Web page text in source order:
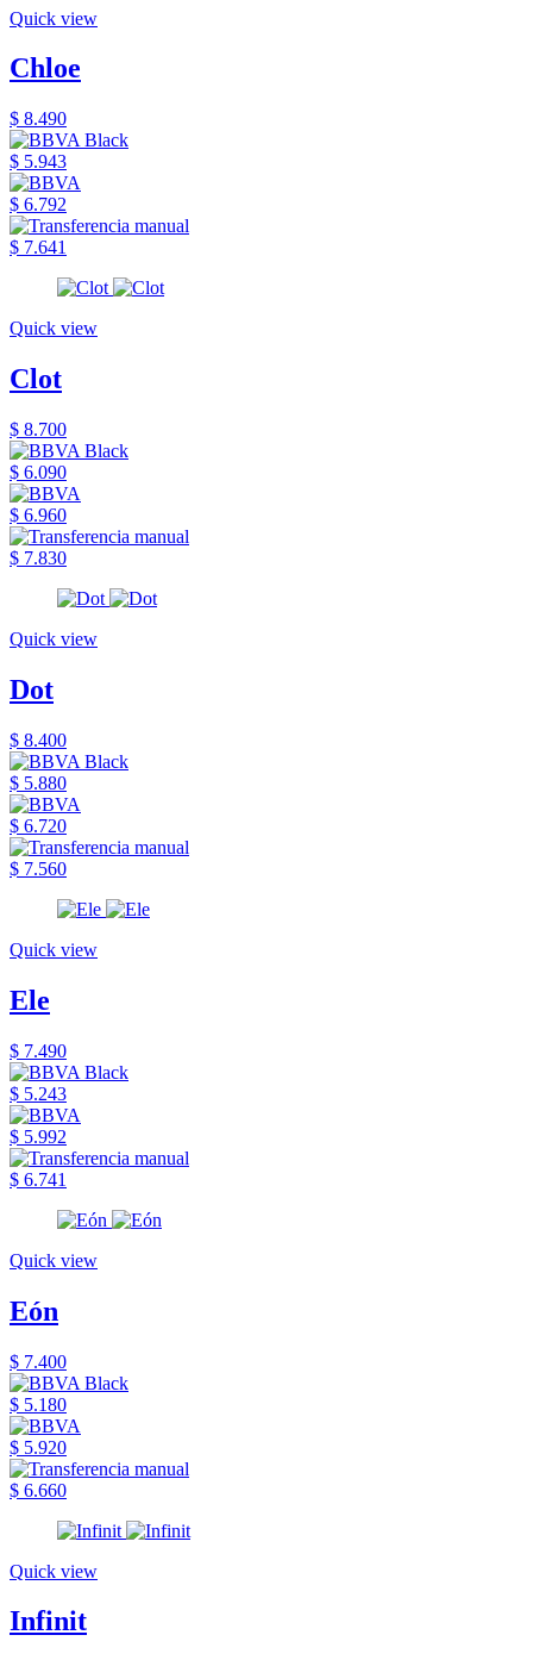
Quick view
Chloe
$ 8.490
$ 5.943
$ 6.792
$ 7.641
Quick view
Clot
$ 8.700
$ 6.090
$ 6.960
$ 7.830
Quick view
Dot
$ 8.400
$ 5.880
$ 6.720
$ 7.560
Quick view
Ele
$ 7.490
$ 5.243
$ 5.992
$ 6.741
Quick view
Eón
$ 7.400
$ 5.180
$ 5.920
$ 6.660
Quick view
Infinit